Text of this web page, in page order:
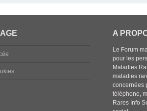
A
Le Forum
pour les
Maladies
maladies
concernées
téléphone,
Rares Info